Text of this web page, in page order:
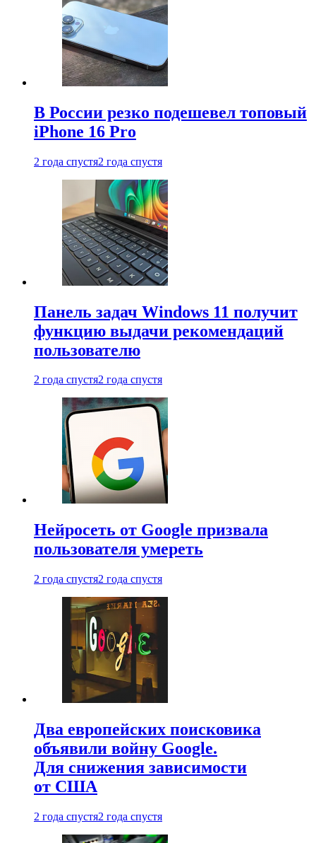
В России резко подешевел топовый
iPhone 16 Pro
2 года спустя2 года спустя
Панель задач Windows 11 получит
функцию выдачи рекомендаций
пользователю
2 года спустя2 года спустя
Нейросеть от Google призвала
пользователя умереть
2 года спустя2 года спустя
Два европейских поисковика
объявили войну Google.
Для снижения зависимости
от США
2 года спустя2 года спустя